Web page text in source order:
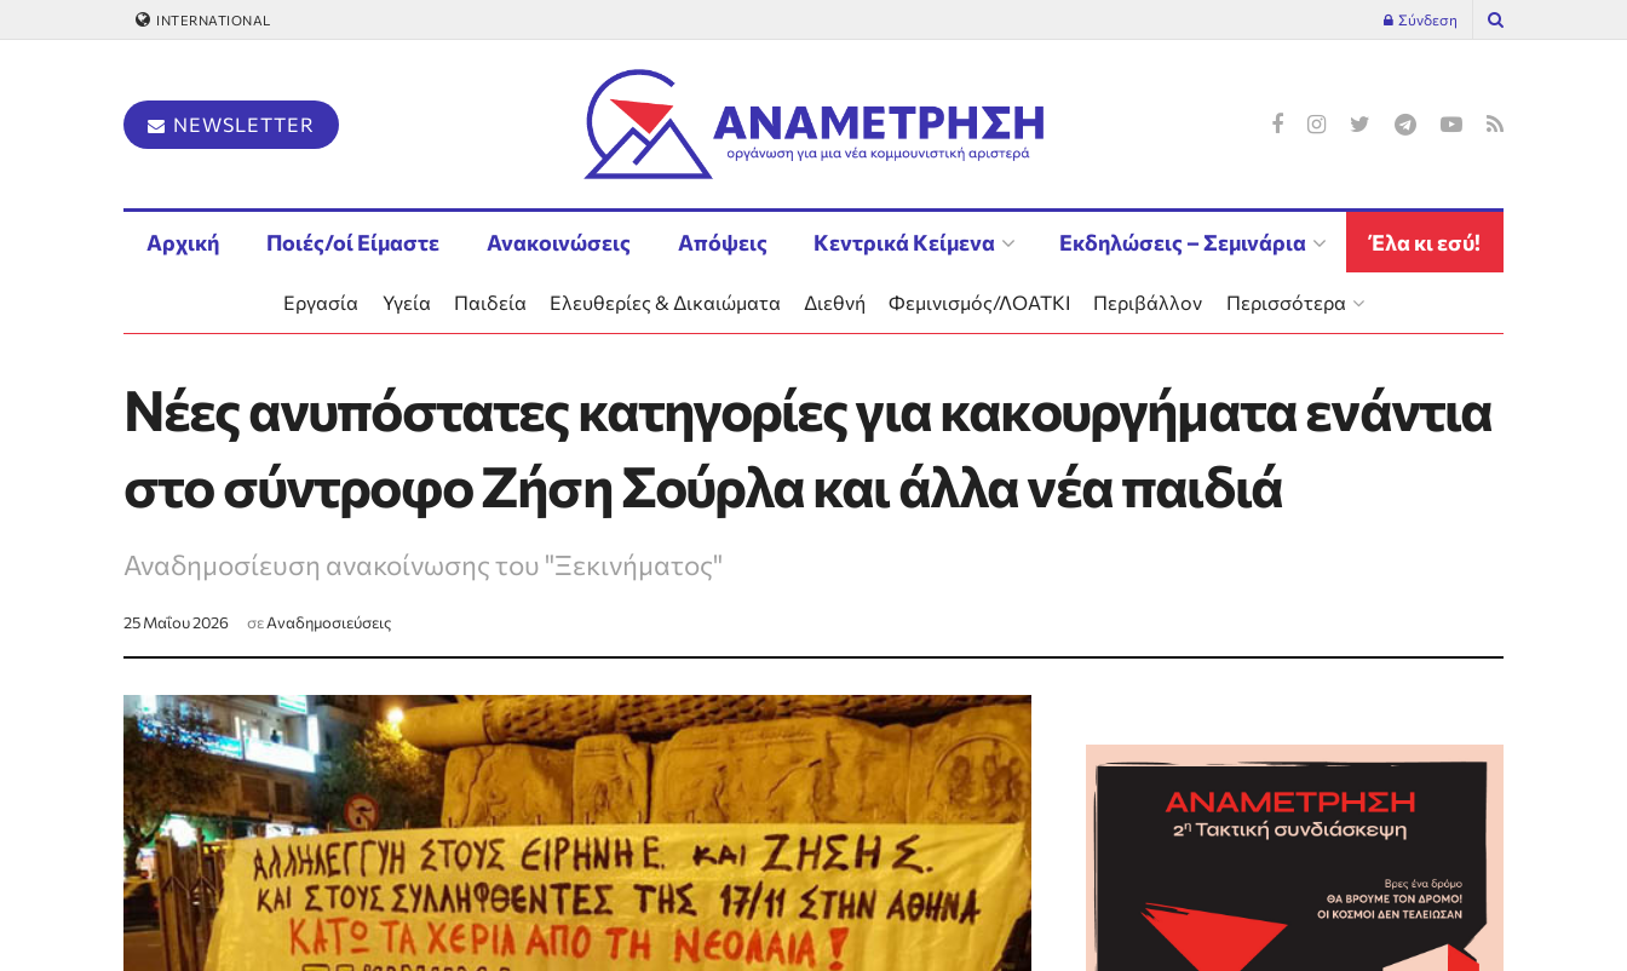
INTERNATIONAL Σύνδεση
NEWSLETTER
Αρχική Ποιές/οί Είμαστε Ανακοινώσεις Απόψεις Κεντρικά Κείμενα Εκδηλώσεις – Σεμινάρια Έλα κι εσύ!
Εργασία Υγεία Παιδεία Ελευθερίες & Δικαιώματα Διεθνή Φεμινισμός/ΛΟΑΤΚΙ Περιβάλλον Περισσότερα
Νέες ανυπόστατες κατηγορίες για κακουργήματα ενάντια
στο σύντροφο Ζήση Σούρλα και άλλα νέα παιδιά
Αναδημοσίευση ανακοίνωσης του "Ξεκινήματος"
25 Μαΐου 2026 σεΑναδημοσιεύσεις